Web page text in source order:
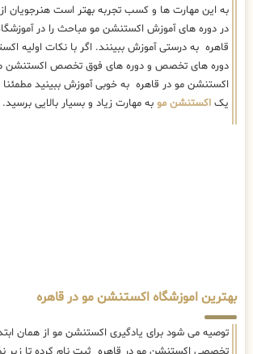
طلایی در اکستنشن مو را به صورت کامل و با ارائه
خواهید آموخت . چنانچه شما هم مشتاق به آموزش
پیشنهاد می کنم آموزشگاه تخصصی اکستنشن مو در
• آموزش اکستنشن مو در قاهره توسط مربی های با